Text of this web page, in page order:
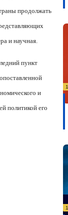
продолжать
и научная.
пункт
и
политикой его